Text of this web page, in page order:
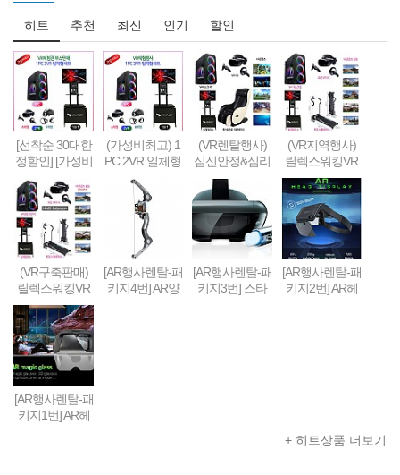
히트 추천 최신 인기 할인
[선착순 30대한
정할인] [가성비
형] 1PC + 2VR
VR체험부스 구
축&판매(48인
치형)
(가성비최고) 1
PC 2VR 일체형
행사부스 세트
(1부스-2인 따로
게임진행)
(VR렌탈행사)
심신안정&심리
치료&휴식 VR
세트 패키지
(VR지역행사)
릴렉스워킹VR
세트-Relax Walk
ing VR SET
(VR구축판매)
릴렉스워킹VR
세트-Relax Walk
ing VR SET (선
착순 100대 / 20
19년 10월까지
한정 할인판매)
[AR행사렌탈-패
키지4번] AR양
[AR행사렌탈-패
키지3번] 스타
[AR행사렌탈-패
키지2번] AR헤
[AR행사렌탈-패
키지1번] AR헤
+ 히트상품 더보기